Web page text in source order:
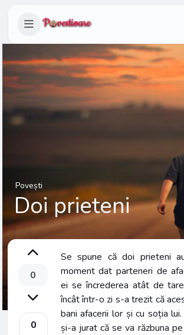
Povești
Doi prieteni
0
0
Se spune că doi prieteni
moment dat parteneri de
ei se încrederea atât de
încât într-o zi s-a trezit că
bani afacerii lor și cu soția
și-a jurat că se va răzbuna